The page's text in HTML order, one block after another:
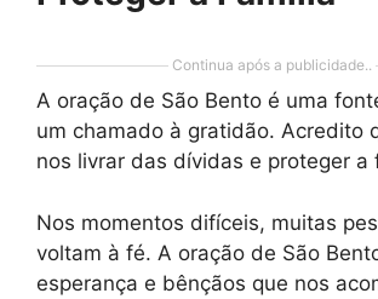
Continua após a publicidade..
A oração de São Bento é uma
um chamado à gratidão. Acredito
nos livrar das dívidas e proteger a
Nos momentos difíceis, muitas
voltam à fé. A oração de São
esperança e bênçãos que nos